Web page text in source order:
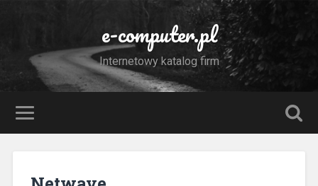
e-computer.pl
Internetowy katalog firm